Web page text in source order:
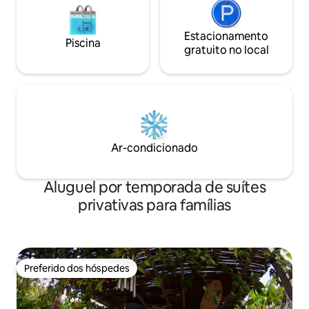
Piscina
Estacionamento
gratuito no local
Ar-condicionado
Aluguel por temporada de suítes
privativas para famílias
Preferido dos hóspedes
Preferido dos hóspedes